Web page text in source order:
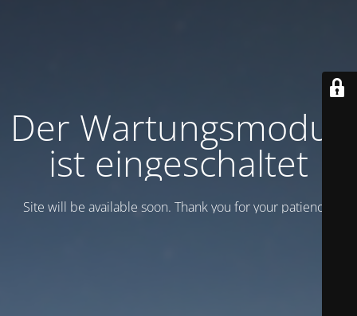
Der Wartungsmodus
ist eingeschaltet
Site will be available soon. Thank you for your patience!